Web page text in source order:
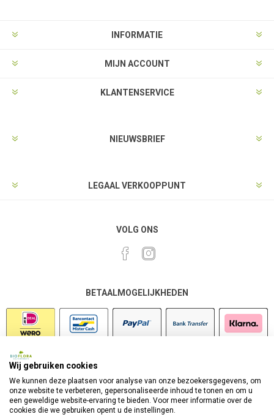
INFORMATIE
MIJN ACCOUNT
KLANTENSERVICE
NIEUWSBRIEF
LEGAAL VERKOOPPUNT
VOLG ONS
BETAALMOGELIJKHEDEN
Wij gebruiken cookies
We kunnen deze plaatsen voor analyse van onze bezoekersgegevens, om
onze website te verbeteren, gepersonaliseerde inhoud te tonen en om u
een geweldige website-ervaring te bieden. Voor meer informatie over de
cookies die we gebruiken opent u de instellingen.